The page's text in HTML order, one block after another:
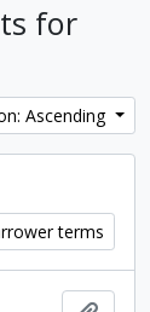
for
Ascending
terms